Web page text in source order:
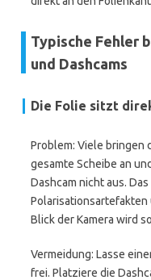
Typische Fehler
und Dashcams
Die Folie sitzt
Problem: Viele bringen
gesamte Scheibe an
Dashcam nicht aus.
Polarisationsartefakten
Blick der Kamera wird
Vermeidung: Lasse
frei. Platziere die